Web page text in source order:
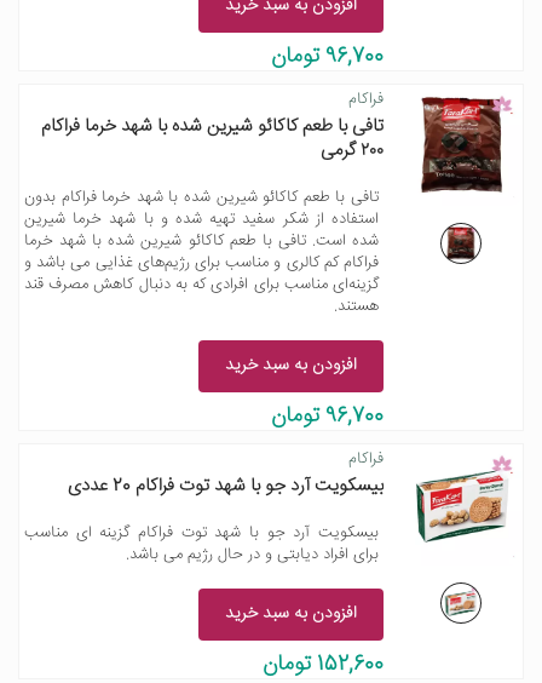
افزودن به سبد خرید
96,700 تومان
فراکام
تافی با طعم کاکائو شیرین شده با شهد خرما فراکام
۲۰۰ گرمی
تافی با طعم کاکائو شیرین شده با شهد خرما فراکام بدون
استفاده از شکر سفید تهیه شده و با شهد خرما شیرین
شده است. تافی با طعم کاکائو شیرین شده با شهد خرما
فراکام کم کالری و مناسب برای رژیم‌های غذایی می باشد و
گزینه‌ای مناسب برای افرادی که به دنبال کاهش مصرف قند
هستند.
افزودن به سبد خرید
96,700 تومان
فراکام
بیسکویت آرد جو با شهد توت فراکام 20 عددی
بیسکویت آرد جو با شهد توت فراکام گزینه ای مناسب
برای افراد دیابتی و در حال رژیم می باشد.
افزودن به سبد خرید
152,600 تومان